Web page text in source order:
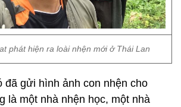
phát hiện ra loài nhện mới ở Thái Lan
đã gửi hình ảnh con nhện cho
là một nhà nhện học, một nhà